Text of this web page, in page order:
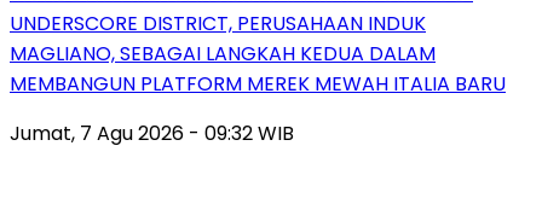
UNDERSCORE DISTRICT, PERUSAHAAN INDUK
MAGLIANO, SEBAGAI LANGKAH KEDUA DALAM
MEMBANGUN PLATFORM MEREK MEWAH ITALIA BARU
Jumat, 7 Agu 2026 - 09:32 WIB